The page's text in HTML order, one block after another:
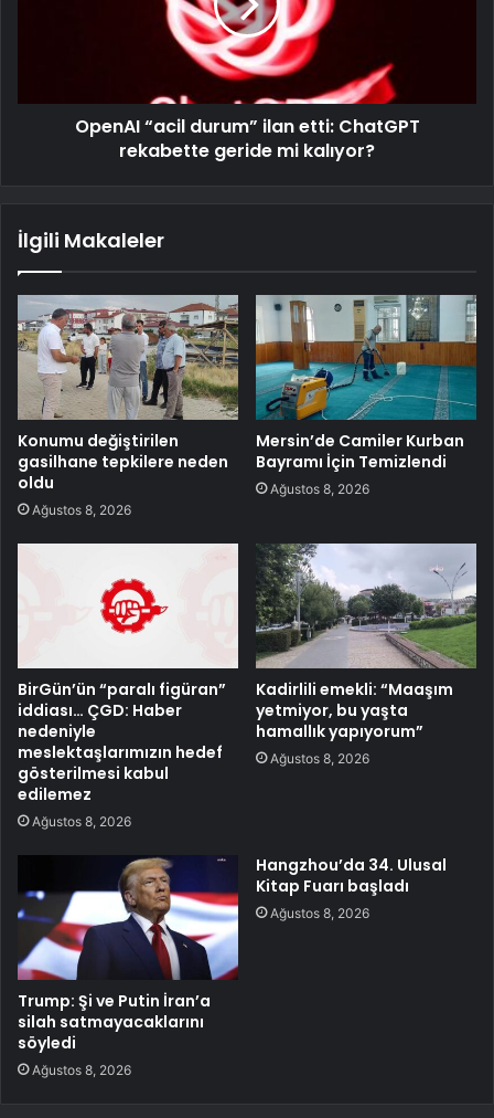
OpenAI “acil durum” ilan etti: ChatGPT
rekabette geride mi kalıyor?
İlgili Makaleler
Konumu değiştirilen
gasilhane tepkilere neden
oldu
Ağustos 8, 2026
Mersin’de Camiler Kurban
Bayramı İçin Temizlendi
Ağustos 8, 2026
BirGün’ün “paralı figüran”
iddiası… ÇGD: Haber
nedeniyle
meslektaşlarımızın hedef
gösterilmesi kabul
edilemez
Ağustos 8, 2026
Kadirlili emekli: “Maaşım
yetmiyor, bu yaşta
hamallık yapıyorum”
Ağustos 8, 2026
Trump: Şi ve Putin İran’a
silah satmayacaklarını
söyledi
Ağustos 8, 2026
Hangzhou’da 34. Ulusal
Kitap Fuarı başladı
Ağustos 8, 2026